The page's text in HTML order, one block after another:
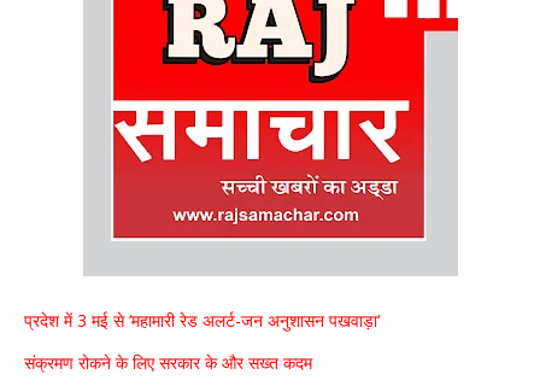
प्रदेश में 3 मई से ‘महामारी रेड अलर्ट-जन अनुशासन पखवाड़ा‘
संक्रमण रोकने के लिए सरकार के और सख्त कदम